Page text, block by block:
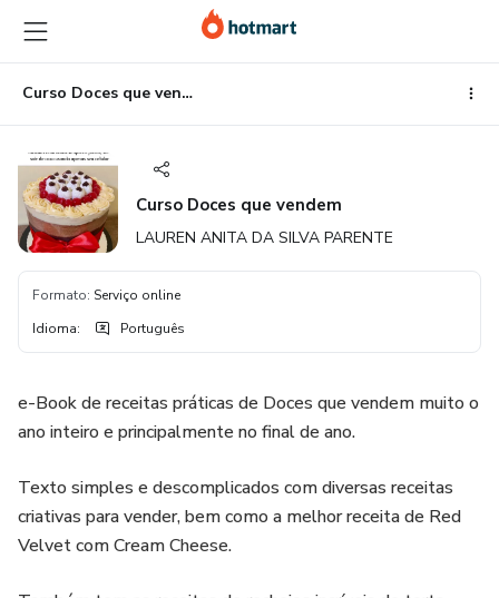
para
o
conteúdo
principal
para
o
pagamento
para
o
rodapé
Curso Doces que vendem
Curso Doces que vendem
LAUREN ANITA DA SILVA PARENTE
Formato: Serviço online
Idioma: Português
e-Book de receitas práticas de Doces que vendem muito o
ano inteiro e principalmente no final de ano.
Texto simples e descomplicados com diversas receitas
criativas para vender, bem como a melhor receita de Red
Velvet com Cream Cheese.